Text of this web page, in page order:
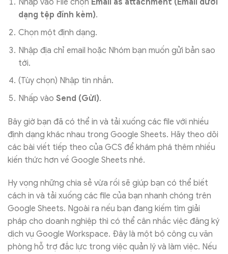
Nhấp vào File chọn Email as attachment (Email dưới
dạng tệp đính kèm).
Chọn một định dạng.
Nhập địa chỉ email hoặc Nhóm bạn muốn gửi bản sao
tới.
(Tùy chọn) Nhập tin nhắn.
Nhấp vào Send (Gửi).
Bây giờ bạn đã có thể in và tải xuống các file với nhiều
định dạng khác nhau trong Google Sheets. Hãy theo dõi
các bài viết tiếp theo của GCS để khám phá thêm nhiều
kiến thức hơn về Google Sheets nhé.
Hy vọng những chia sẻ vừa rồi sẽ giúp bạn có thể biết
cách in và tải xuống các file của bạn nhanh chóng trên
Google Sheets. Ngoài ra nếu bạn đang kiếm tìm giải
pháp cho doanh nghiệp thì có thể cân nhắc việc đăng ký
dịch vụ Google Workspace. Đây là một bộ công cụ văn
phòng hỗ trợ đắc lực trong việc quản lý và làm việc. Nếu